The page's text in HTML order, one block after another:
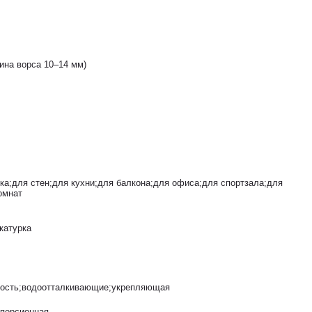
ворса 10–14 мм)
стен;для кухни;для балкона;для офиса;для спортзала;для